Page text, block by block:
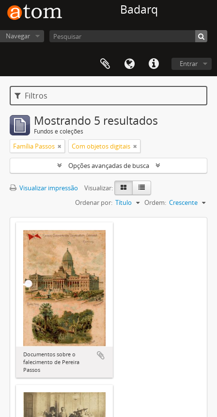
Badarq
Navegar
Entrar
Filtros
Mostrando 5 resultados
Fundos e coleções
Família Passos Com objetos digitais
Opções avançadas de busca
Visualizar impressão
Visualizar:
Ordenar por: Título Ordem: Crescente
Documentos sobre o
falecimento de Pereira
Passos